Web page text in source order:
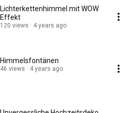
Lichterkettenhimmel mit WOW
Effekt
120 views 4 years ago
Himmelsfontänen
46 views 4 years ago